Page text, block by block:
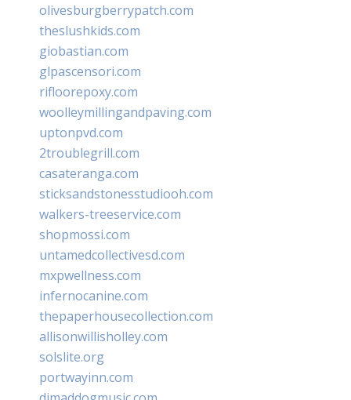
olivesburgberrypatch.com
theslushkids.com
giobastian.com
glpascensori.com
rifloorepoxy.com
woolleymillingandpaving.com
uptonpvd.com
2troublegrill.com
casateranga.com
sticksandstonesstudiooh.com
walkers-treeservice.com
shopmossi.com
untamedcollectivesd.com
mxpwellness.com
infernocanine.com
thepaperhousecollection.com
allisonwillisholley.com
solslite.org
portwayinn.com